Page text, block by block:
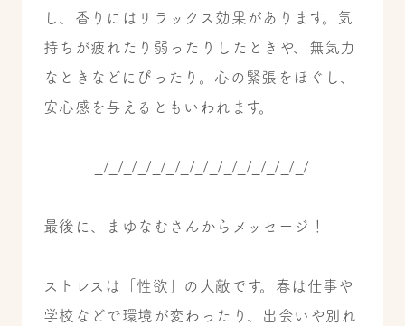
し、香りにはリラックス効果があります。気
持ちが疲れたり弱ったりしたときや、無気力
なときなどにぴったり。心の緊張をほぐし、
安心感を与えるともいわれます。
_/_/_/_/_/_/_/_/_/_/_/_/_/_/_/
最後に、まゆなむさんからメッセージ！
ストレスは「性欲」の大敵です。春は仕事や
学校などで環境が変わったり、出会いや別れ